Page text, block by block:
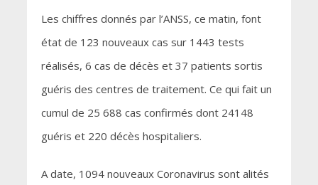
Les chiffres donnés par l’ANSS, ce matin, font
état de 123 nouveaux cas sur 1443 tests
réalisés, 6 cas de décès et 37 patients sortis
guéris des centres de traitement. Ce qui fait un
cumul de 25 688 cas confirmés dont 24148
guéris et 220 décès hospitaliers.
A date, 1094 nouveaux Coronavirus sont alités